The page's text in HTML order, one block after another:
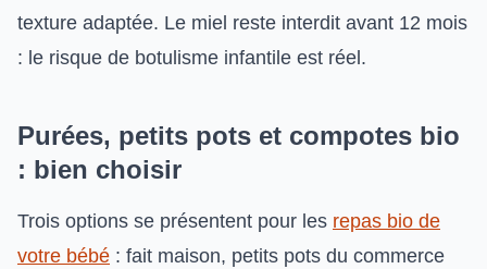
texture adaptée. Le miel reste interdit avant 12 mois
: le risque de botulisme infantile est réel.
Purées, petits pots et compotes bio
: bien choisir
Trois options se présentent pour les repas bio de
votre bébé : fait maison, petits pots du commerce